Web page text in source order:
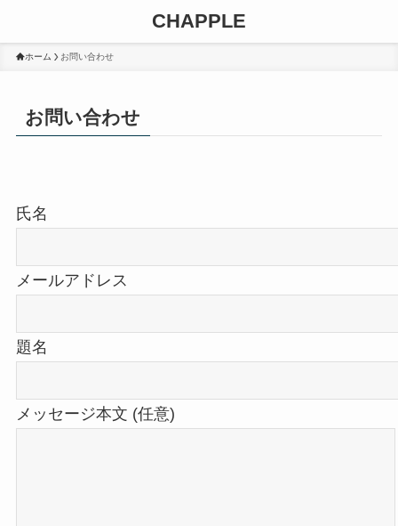
CHAPPLE
ホーム お問い合わせ
お問い合わせ
氏名
メールアドレス
題名
メッセージ本文 (任意)